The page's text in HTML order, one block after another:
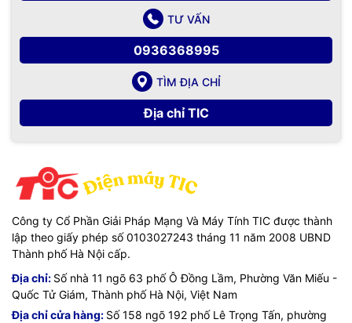
TƯ VẤN
0936368995
TÌM ĐỊA CHỈ
Địa chỉ TIC
Công ty Cổ Phần Giải Pháp Mạng Và Máy Tính TIC được thành
lập theo giấy phép số 0103027243 tháng 11 năm 2008 UBND
Thành phố Hà Nội cấp.
Địa chỉ: Số nhà 11 ngõ 63 phố Ô Đồng Lầm, Phường Văn Miếu -
Quốc Tử Giám, Thành phố Hà Nội, Việt Nam
Địa chỉ cửa hàng: Số 158 ngõ 192 phố Lê Trọng Tấn, phường